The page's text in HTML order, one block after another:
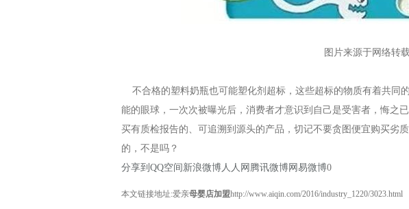
图片来源于网络转
不合格的塑料奶瓶也可能塑化剂超标，这些超标的物质有着共同
能的眼球，一次次被曝光后，消费者才意识到自己是受害者，悔之
买有质检报告的、可追溯到源头的产品，切记不要贪图便宜购买劣
的，不是吗？
分享到 QQ空间 新浪微博人人网 腾讯微博网易微博0
本文链接地址:爱亲母婴店加盟http://www.aiqin.com/2016/industry_1220/3023.html